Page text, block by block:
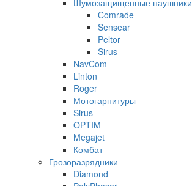
Comrade
Sensear
Peltor
Sirus
NavCom
Linton
Roger
Мотогарнитуры
Sirus
OPTIM
Megajet
Комбат
Грозоразрядники
Diamond